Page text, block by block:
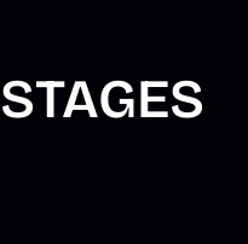
STAGES